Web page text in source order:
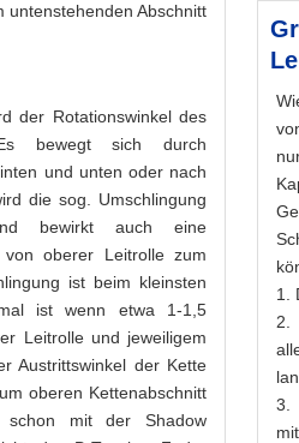
untenstehenden Abschnitt
der Rotationswinkel des
bewegt sich durch
und unten oder nach
die sog. Umschlingung
bewirkt auch eine
von oberer Leitrolle zum
ist beim kleinsten
ist wenn etwa 1-1,5
Leitrolle und jeweiligem
Austrittswinkel der Kette
oberen Kettenabschnitt
schon mit der Shadow
1.
2.
3.